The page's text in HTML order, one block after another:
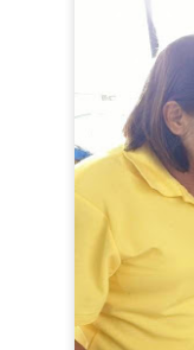
เปิ
เห็น
คาท
คาท
ตั้งวั
AUG
5
วศ.อ